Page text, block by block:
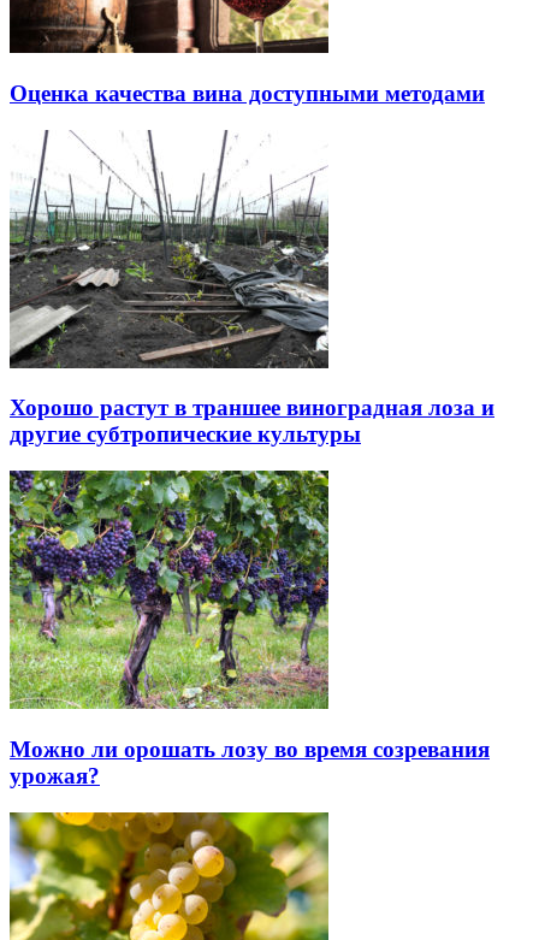
Оценка качества вина доступными методами
Хорошо растут в траншее виноградная лоза и
другие субтропические культуры
Можно ли орошать лозу во время созревания
урожая?